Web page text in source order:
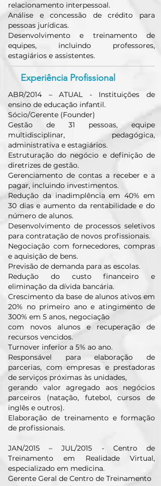
relacionamento interpessoal.
Análise e concessão de crédito para
pessoas jurídicas.
Desenvolvimento e treinamento de
equipes, incluindo professores,
estagiários e assistentes.
Experiência Profissional
ABR/2014 – ATUAL - Instituições de
ensino de educação infantil.
Sócio/Gerente (Founder)
Gestão de 31 pessoas, equipe
multidisciplinar, pedagógica,
administrativa e estagiários.
Estruturação do negócio e definição de
diretrizes de gestão.
Gerenciamento de contas a receber e a
pagar, incluindo investimentos.
Redução da inadimplência em 40% em
30 dias e aumento da rentabilidade e do
número de alunos.
Desenvolvimento de processos seletivos
para contratação de novos profissionais.
Negociação com fornecedores, compras
e aquisição de bens.
Previsão de demanda para as escolas.
Redução do custo financeiro e
eliminação da dívida bancária.
Crescimento da base de alunos ativos em
20% no primeiro ano e atingimento de
300% em 5 anos, negociação
com novos alunos e recuperação de
recursos vencidos.
Turnover inferior a 5% ao ano.
Responsável para elaboração de
parcerias, com empresas e prestadoras
de serviços próximas às unidades,
gerando valor agregado aos negócios
parceiros (natação, futebol, cursos de
inglês e outros).
Elaboração de treinamento e formação
de profissionais.
JAN/2015 – JUL/2015 - Centro de
Treinamento em Realidade Virtual,
especializado em medicina.
Gerente Geral de Centro de Treinamento